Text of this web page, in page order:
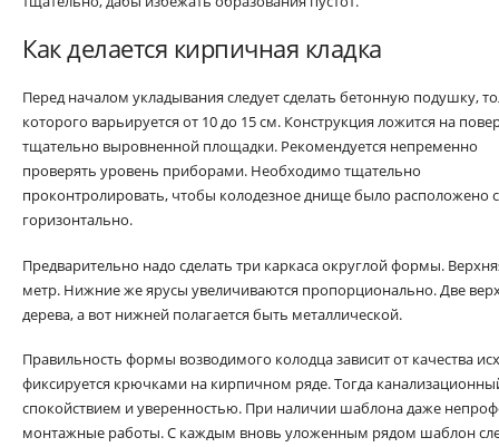
Как делается кирпичная кладка
Перед началом укладывания следует сделать бетонную подушку,
которого варьируется от 10 до 15 см. Конструкция ложится на
тщательно выровненной площадки. Рекомендуется непременно
проверять уровень приборами. Необходимо тщательно
проконтролировать, чтобы колодезное днище было расположено
горизонтально.
Предварительно надо сделать три каркаса округлой формы.
метр. Нижние же ярусы увеличиваются пропорционально. Две
дерева, а вот нижней полагается быть металлической.
Правильность формы возводимого колодца зависит от качества
фиксируется крючками на кирпичном ряде. Тогда
спокойствием и уверенностью. При наличии шаблона даже
монтажные работы. С каждым вновь уложенным рядом шаблон